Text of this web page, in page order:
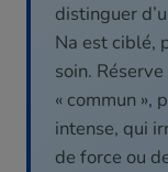
distinguer
Na est ciblé,
soin.
« commun »,
intense, qui
de force ou